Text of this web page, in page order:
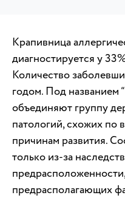
Крапивница
диагностируется у
Количество
годом. Под названием
объединяют группу
патологий, схожих по
причинам развития.
только из-за
предрасполагающих